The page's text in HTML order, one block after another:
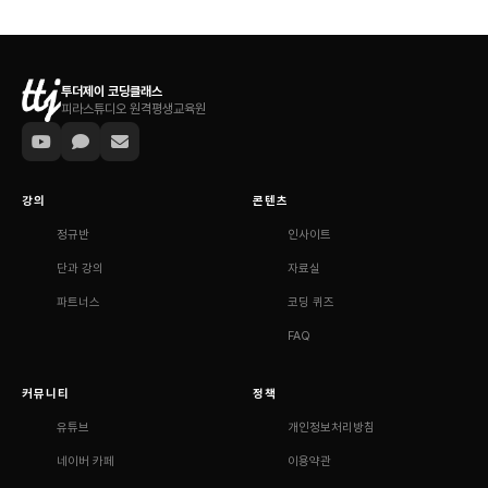
투더제이 코딩클래스
피라스튜디오 원격평생교육원
강의
정규반
단과 강의
파트너스
콘텐츠
인사이트
자료실
코딩 퀴즈
FAQ
커뮤니티
유튜브
네이버 카페
정책
개인정보처리방침
이용약관